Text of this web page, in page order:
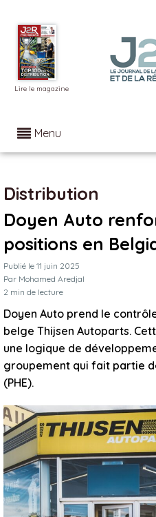
Lire le magazine
Menu
Distribution
Doyen Auto
positions en
Publié le 11 juin 2025
Par Mohamed Aredjal
2 min de lecture
Doyen Auto prend le
belge Thijsen Autoparts.
une logique de
groupement qui fait partie
(PHE).